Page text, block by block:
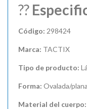
??
Código: 298424
Marca: TACTIX
Tipo de producto:
Forma: Ovalada/
Material del cuerpo: